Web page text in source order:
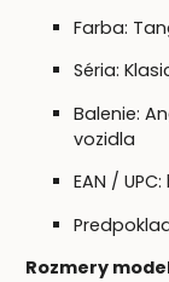
Farba:
Séria:
Balenie:
vozidla
EAN /
Rozmery